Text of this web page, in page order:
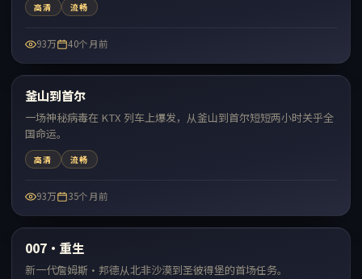
高清 流畅
93万 40个月前
热门
釜山到首尔
一场神秘病毒在 KTX 列车上爆发，从釜山到首尔短短两小时关乎全
国命运。
高清 流畅
93万 35个月前
热门
007·重生
新一代詹姆斯·邦德从北非沙漠到圣彼得堡的首场任务。